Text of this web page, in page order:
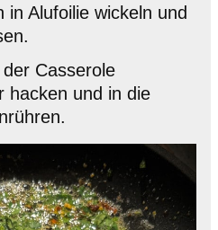
in Alufoilie wickeln und
Casserole
hacken und in die